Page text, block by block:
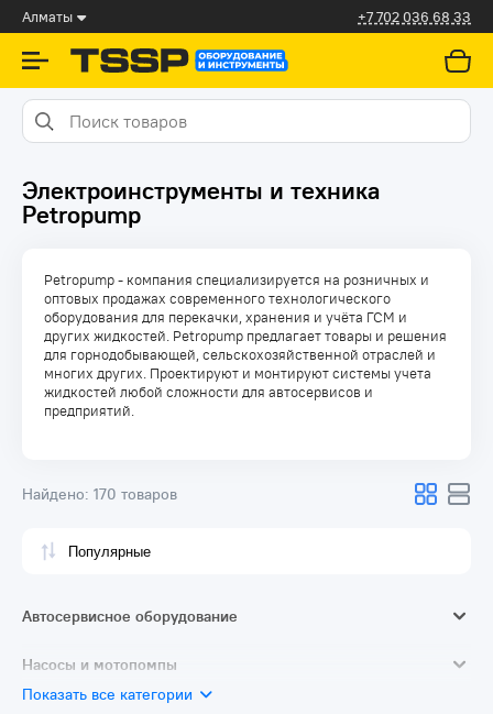
Алматы +7 702 036 68 33
Электроинструменты и техника
Petropump
Petropump - компания специализируется на розничных и
оптовых продажах современного технологического
оборудования для перекачки, хранения и учёта ГСМ и
других жидкостей. Petropump предлагает товары и решения
для горнодобывающей, сельскохозяйственной отраслей и
многих других. Проектируют и монтируют системы учета
жидкостей любой сложности для автосервисов и
предприятий.
Найдено: 170 товаров
Автосервисное оборудование
Автотовары
Насосы и мотопомпы
Аксессуары и принадлежности для насосов
Показать все категории